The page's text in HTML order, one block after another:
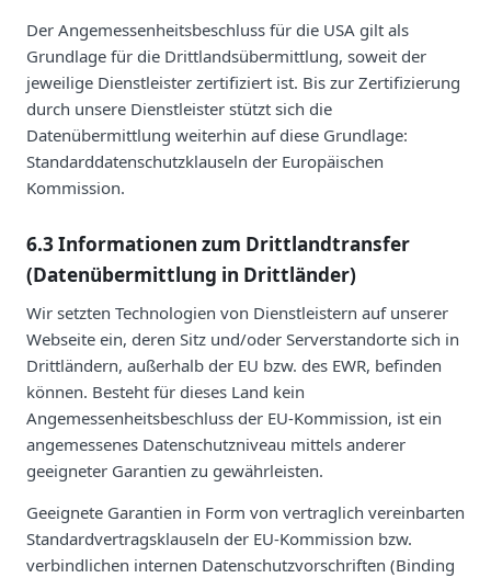
Der Angemessenheitsbeschluss für die USA gilt als
Grundlage für die Drittlandsübermittlung, soweit der
jeweilige Dienstleister zertifiziert ist. Bis zur Zertifizierung
durch unsere Dienstleister stützt sich die
Datenübermittlung weiterhin auf diese Grundlage:
Standarddatenschutzklauseln der Europäischen
Kommission.
6.3 Informationen zum Drittlandtransfer
(Datenübermittlung in Drittländer)
Wir setzten Technologien von Dienstleistern auf unserer
Webseite ein, deren Sitz und/oder Serverstandorte sich in
Drittländern, außerhalb der EU bzw. des EWR, befinden
können. Besteht für dieses Land kein
Angemessenheitsbeschluss der EU-Kommission, ist ein
angemessenes Datenschutzniveau mittels anderer
geeigneter Garantien zu gewährleisten.
Geeignete Garantien in Form von vertraglich vereinbarten
Standardvertragsklauseln der EU-Kommission bzw.
verbindlichen internen Datenschutzvorschriften (Binding